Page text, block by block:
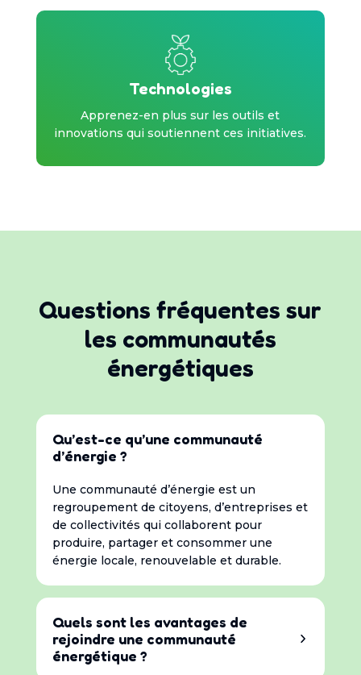
Technologies
Apprenez-en plus sur les outils et
innovations qui soutiennent ces initiatives.
Questions fréquentes sur
les communautés
énergétiques
Qu’est-ce qu’une communauté
d’énergie ?
Une communauté d’énergie est un
regroupement de citoyens, d’entreprises et
de collectivités qui collaborent pour
produire, partager et consommer une
énergie locale, renouvelable et durable.
Quels sont les avantages de
rejoindre une communauté
énergétique ?